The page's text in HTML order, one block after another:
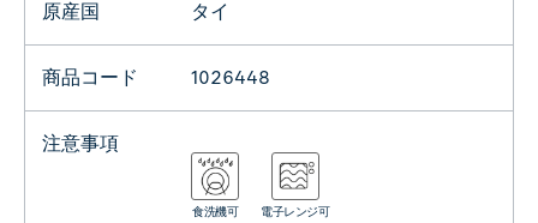
原産国 タイ
商品コード 1026448
注意事項
食洗機可 電子レンジ可